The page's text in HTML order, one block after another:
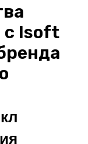
с Isoft